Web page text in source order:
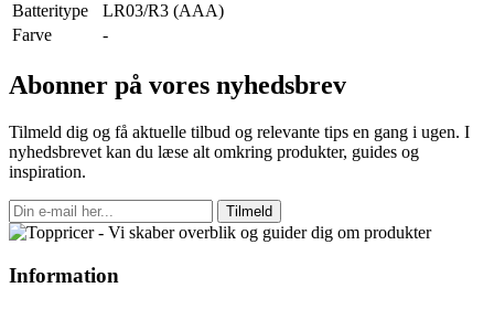
Batteritype
LR03/R3 (AAA)
Farve
-
Abonner på vores nyhedsbrev
Tilmeld dig og få aktuelle tilbud og relevante tips en gang i ugen. I
nyhedsbrevet kan du læse alt omkring produkter, guides og
inspiration.
Tilmeld
Information